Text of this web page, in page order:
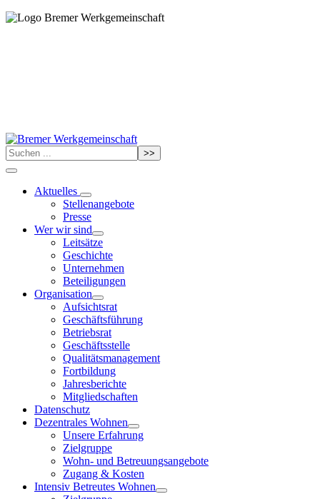
>>
Aktuelles
Stellenangebote
Presse
Wer wir sind
Leitsätze
Geschichte
Unternehmen
Beteiligungen
Organisation
Aufsichtsrat
Geschäftsführung
Betriebsrat
Geschäftsstelle
Qualitätsmanagement
Fortbildung
Jahresberichte
Mitgliedschaften
Datenschutz
Dezentrales Wohnen
Unsere Erfahrung
Zielgruppe
Wohn- und Betreuungsangebote
Zugang & Kosten
Intensiv Betreutes Wohnen